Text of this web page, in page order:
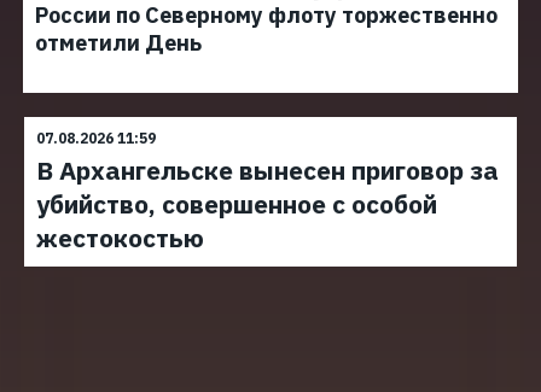
России по Северному флоту торжественно
отметили День
07.08.2026 11:59
В Архангельске вынесен приговор за
убийство, совершенное с особой
жестокостью